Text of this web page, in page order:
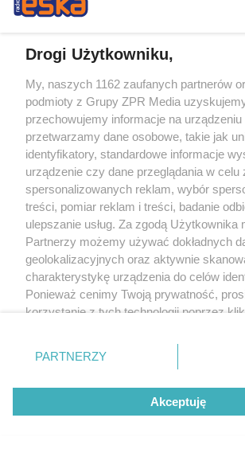
Drogi Użytkowniku,
My, naszych 1162 zaufanych partnerów
podmioty z Grupy ZPR Media
przechowujemy informacje na urządzeniu
przetwarzamy dane osobowe, takie jak
identyfikatory, standardowe informacje
urządzenie czy dane przeglądania w celu
spersonalizowanych reklam, wybór
treści, pomiar reklam i treści, badanie
ulepszanie usług. Za zgodą Użytkownika
Partnerzy możemy używać dokładnych
geolokalizacyjnych oraz aktywnie
charakterystykę urządzenia do celów
Ponieważ cenimy Twoją prywatność,
korzystanie z tych technologii poprzez
zmienić/wycofać klikając przycisk
znajdujący się w lewym dolnym rogu
rodzaje przetwarzania danych nie
użytkownika, ale masz prawo sprzeciwić
przetwarzaniu. Preferencje będą miały
PARTNERZY
Akceptuję